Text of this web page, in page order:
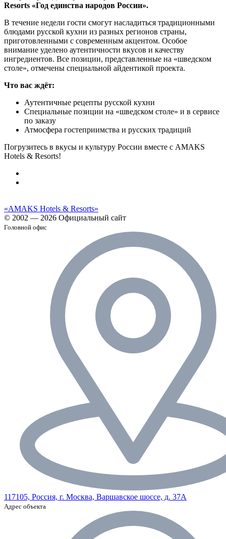
Resorts «Год единства народов России».
В течение недели гости смогут насладиться традиционными
блюдами русской кухни из разных регионов страны,
приготовленными с современным акцентом. Особое
внимание уделено аутентичности вкусов и качеству
ингредиентов. Все позиции, представленные на «шведском
столе», отмечены специальной айдентикой проекта.
Что вас ждёт:
Аутентичные рецепты русской кухни
Специальные позиции на «шведском столе» и в сервисе
по заказу
Атмосфера гостеприимства и русских традиций
Погрузитесь в вкусы и культуру России вместе с AMAKS
Hotels & Resorts!
«AMAKS Hotels & Resorts»
© 2002 — 2026 Официальный сайт
Головной офис
117105, Россия, г. Москва, Варшавское шоссе, д. 37А
Адрес объекта